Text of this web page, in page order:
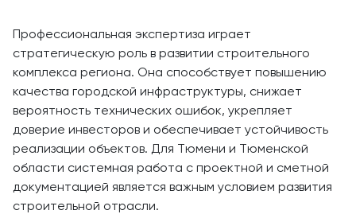
Профессиональная экспертиза играет
стратегическую роль в развитии строительного
комплекса региона. Она способствует повышению
качества городской инфраструктуры, снижает
вероятность технических ошибок, укрепляет
доверие инвесторов и обеспечивает устойчивость
реализации объектов. Для Тюмени и Тюменской
области системная работа с проектной и сметной
документацией является важным условием развития
строительной отрасли.